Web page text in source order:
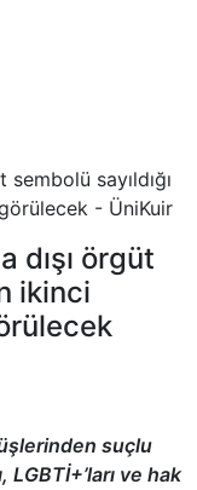
dışı örgüt
ikinci
suçlu
ve hak